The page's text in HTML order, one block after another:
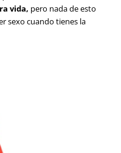
vida, pero nada de esto
sexo cuando tienes la